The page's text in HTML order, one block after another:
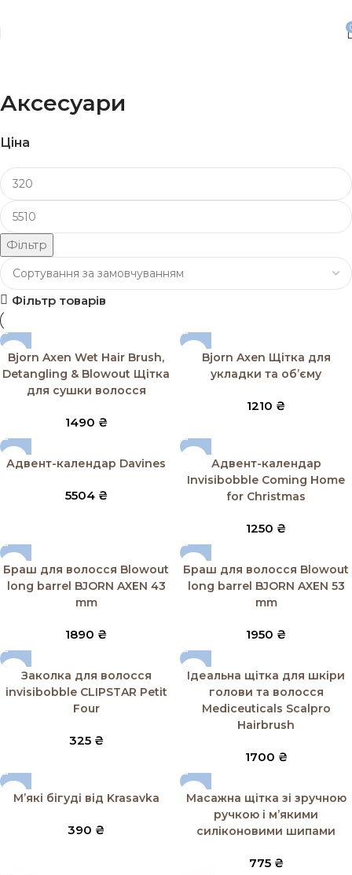
Аксесуари
Ціна
Фільтр
Фільтр товарів
SOLD OUT
Bjorn Axen Wet Hair Brush,
Detangling & Blowout Щітка
для сушки волосся
1490 ₴
SOLD OUT
Bjorn Axen Щітка для
укладки та обʼєму
1210 ₴
Адвент-календар Davines
5504 ₴
Адвент-календар
Invisibobble Coming Home
for Christmas
1250 ₴
SOLD OUT
Браш для волосся Blowout
long barrel BJORN AXEN 43
mm
1890 ₴
SOLD OUT
Браш для волосся Blowout
long barrel BJORN AXEN 53
mm
1950 ₴
SOLD OUT
Заколка для волосся
invisibobble CLIPSTAR Petit
Four
325 ₴
Ідеальна щітка для шкіри
голови та волосся
Mediceuticals Scalpro
Hairbrush
1700 ₴
Мʼякі бігуді від Krasavka
390 ₴
SOLD OUT
Масажна щітка зі зручною
ручкою і м’якими
силіконовими шипами
775 ₴